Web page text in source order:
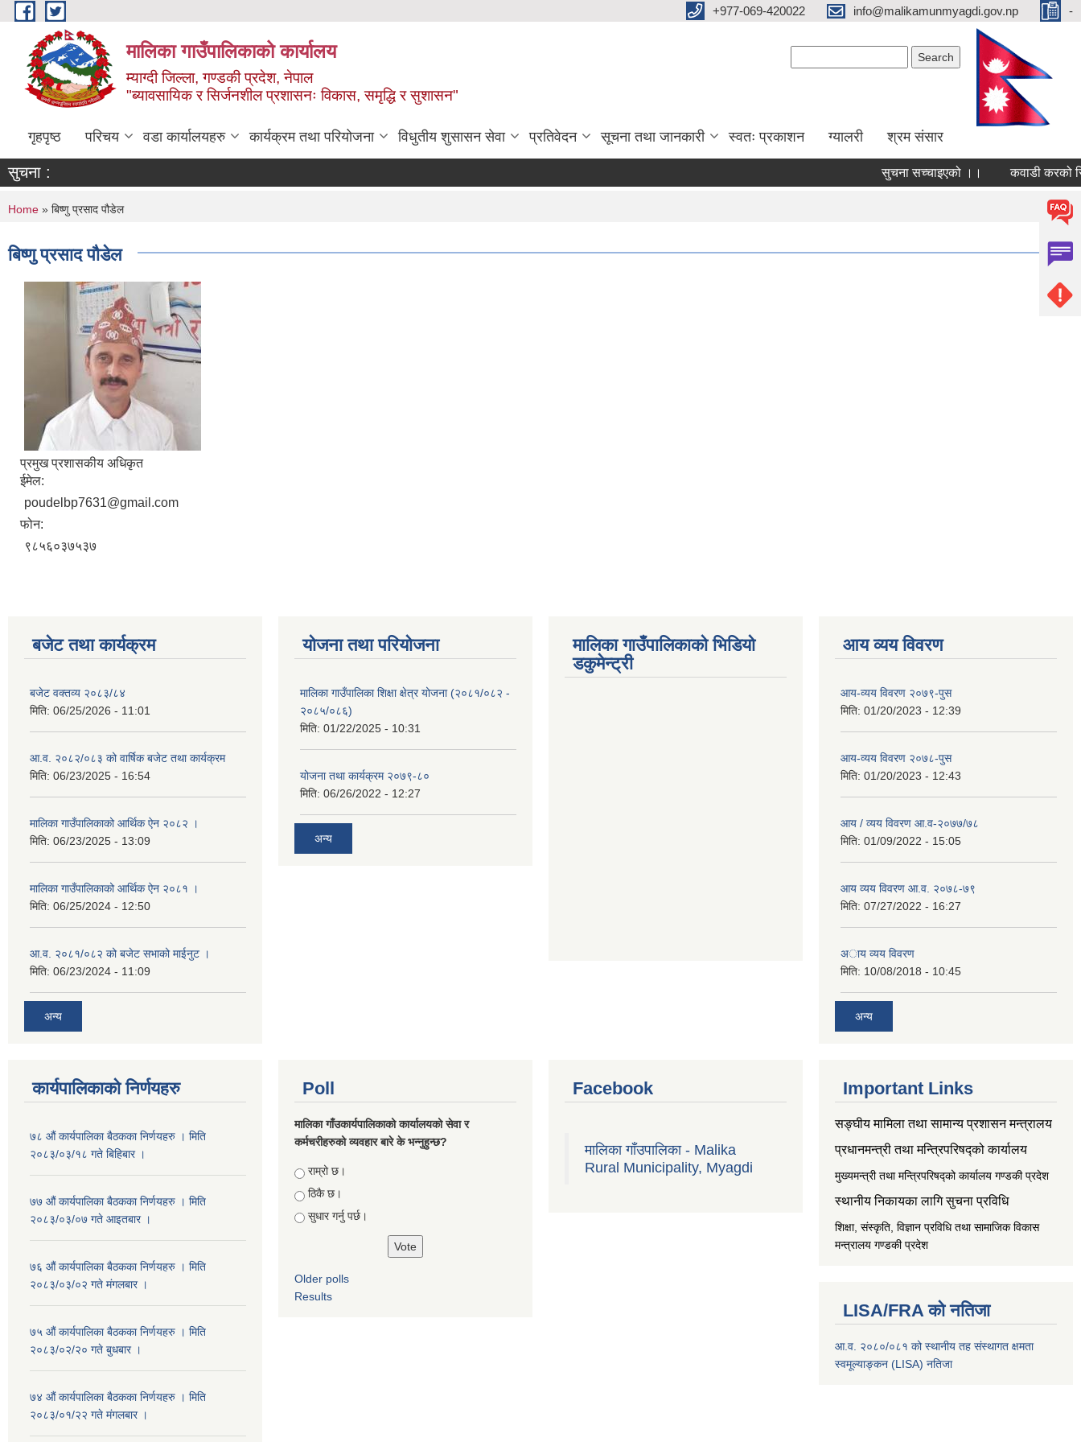
Skip to main content +977-069-420022 info@malikamunmyagdi.gov.np -
मालिका गाउँपालिकाको कार्यालय
म्याग्दी जिल्ला, गण्डकी प्रदेश, नेपाल
"ब्यावसायिक र सिर्जनशील प्रशासनः विकास, समृद्धि र सुशासन"
गृहपृष्ठ परिचय वडा कार्यालयहरु कार्यक्रम तथा परियोजना विधुतीय शुसासन सेवा प्रतिवेदन सूचना तथा जानकारी स्वतः प्रकाशन ग्यालरी श्रम संसार
सुचना : सुचना सच्चाइएको ।। कवाडी करको
You are here
Home » बिष्णु प्रसाद पौडेल
बिष्णु प्रसाद पौडेल
प्रमुख प्रशासकीय अधिकृत
ईमेल:
poudelbp7631@gmail.com
फोन:
९८५६०३७५३७
बजेट तथा कार्यक्रम
बजेट वक्तव्य २०८३/८४
मिति: 06/25/2026 - 11:01
आ.व. २०८२/०८३ को वार्षिक बजेट तथा कार्यक्रम
मिति: 06/23/2025 - 16:54
मालिका गाउँपालिकाको आर्थिक ऐन २०८२ ।
मिति: 06/23/2025 - 13:09
मालिका गाउँपालिकाको आर्थिक ऐन २०८१ ।
मिति: 06/25/2024 - 12:50
आ.व. २०८१/०८२ को बजेट सभाको माईनुट ।
मिति: 06/23/2024 - 11:09
अन्य
योजना तथा परियोजना
मालिका गाउँपालिका शिक्षा क्षेत्र योजना (२०८१/०८२ -
२०८५/०८६)
मिति: 01/22/2025 - 10:31
योजना तथा कार्यक्रम २०७९-८०
मिति: 06/26/2022 - 12:27
अन्य
मालिका गाउँपालिकाको भिडियो
डकुमेन्ट्री
आय व्यय विवरण
आय-व्यय विवरण २०७९-पुस
मिति: 01/20/2023 - 12:39
आय-व्यय विवरण २०७८-पुस
मिति: 01/20/2023 - 12:43
आय / व्यय विवरण आ.व-२०७७/७८
मिति: 01/09/2022 - 15:05
आय व्यय विवरण आ.व. २०७८-७९
मिति: 07/27/2022 - 16:27
अाय व्यय विवरण
मिति: 10/08/2018 - 10:45
अन्य
कार्यपालिकाको निर्णयहरु
७८ औं कार्यपालिका बैठकका निर्णयहरु । मिति
२०८३/०३/१८ गते बिहिबार ।
७७ औं कार्यपालिका बैठकका निर्णयहरु । मिति
२०८३/०३/०७ गते आइतबार ।
७६ औं कार्यपालिका बैठकका निर्णयहरु । मिति
२०८३/०३/०२ गते मंगलबार ।
७५ औं कार्यपालिका बैठकका निर्णयहरु । मिति
२०८३/०२/२० गते बुधबार ।
७४ औं कार्यपालिका बैठकका निर्णयहरु । मिति
२०८३/०१/२२ गते मंगलबार ।
Poll
मालिका गाँउकार्यपालिकाको कार्यालयको सेवा र
कर्मचरीहरुको व्यवहार बारे के भन्नुहुन्छ?
Choices
राम्रो छ।
ठिकै छ।
सुधार गर्नु पर्छ।
Older polls
Results
Facebook
मालिका गाँउपालिका - Malika
Rural Municipality, Myagdi
Important Links
सङ्‍घीय मामिला तथा सामान्य प्रशासन मन्त्रालय
प्रधानमन्त्री तथा मन्त्रिपरिषद्को कार्यालय
मुख्यमन्त्री तथा मन्त्रिपरिषद्को कार्यालय गण्डकी प्रदेश
स्थानीय निकायका लागि सुचना प्रविधि
शिक्षा, संस्कृति, विज्ञान प्रविधि तथा सामाजिक विकास
मन्त्रालय गण्डकी प्रदेश
LISA/FRA को नतिजा
आ.व. २०८०/०८१ को स्थानीय तह संस्थागत क्षमता
स्वमूल्याङ्कन (LISA) नतिजा